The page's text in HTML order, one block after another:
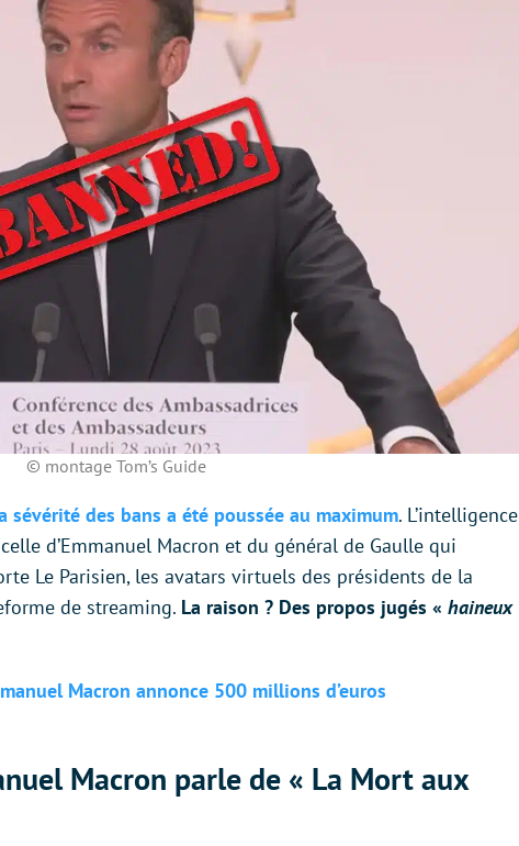
© montage Tom’s Guide
des bans a été poussée au maximum. L’intelligence
d’Emmanuel Macron et du général de Gaulle qui
Le Parisien, les avatars virtuels des présidents de la
de streaming. La raison ? Des propos jugés « haineux
Macron annonce 500 millions d’euros
Macron parle de « La Mort aux